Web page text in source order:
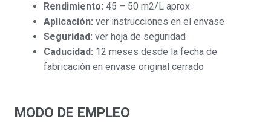
Rendimiento: 45 – 50 m2/L aprox.
Aplicación: ver instrucciones en el envase
Seguridad: ver hoja de seguridad
Caducidad: 12 meses desde la fecha de
fabricación en envase original cerrado
MODO DE EMPLEO